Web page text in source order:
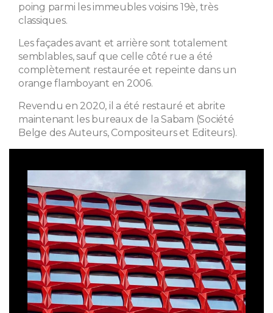
poing parmi les immeubles voisins 19è, très
classiques.
Les façades avant et arrière sont totalement
semblables, sauf que celle côté rue a été
complètement restaurée et repeinte dans un
orange flamboyant en 2006.
Revendu en 2020, il a été restauré et abrite
maintenant les bureaux de la Sabam (Société
Belge des Auteurs, Compositeurs et Editeurs).